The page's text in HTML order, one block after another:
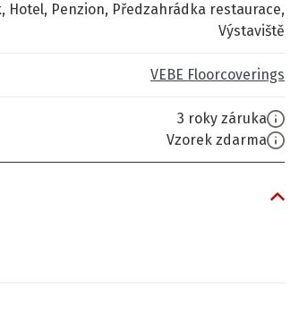
Hotel, Penzion, Předzahrádka restaurace,
Výstaviště
VEBE Floorcoverings
3 roky záruka
Vzorek zdarma